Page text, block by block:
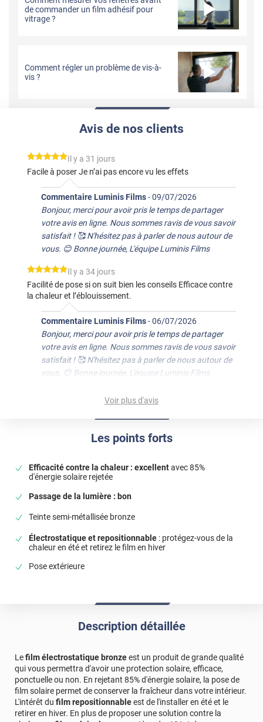
de commander un film adhésif pour
vitrage ?
Comment régler un problème de vis-à-
vis ?
Les points forts
Efficacité contre la chaleur : excellentavec 85%
d'énergie solaire rejetée
Passage de la lumière : bon
Teinte semi-métallisée bronze
Électrostatique et repositionnable : protégez-vous de la
chaleur en été et retirez le film en hiver
Pose extérieure
Avis de nos clients
*****
Il y a 31 jours
Facile à poser Je n’ai pas encore vu les effets
Commentaire Luminis Films-09/07/2026
Bonjour, merci pour avoir pris le temps de partager
votre avis en ligne. Nous sommes ravis de vous savoir
satisfait ! 🥰 N'hésitez pas à parler de nous autour de
vous. 😊 Bonne journée, L'équipe Luminis Films
*****
Il y a 34 jours
Facilité de pose si on suit bien les conseils Efficace contre
la chaleur et l’éblouissement.
Commentaire Luminis Films-06/07/2026
Bonjour, merci pour avoir pris le temps de partager
votre avis en ligne. Nous sommes ravis de vous savoir
satisfait ! 🥰 N'hésitez pas à parler de nous autour de
vous. 😊 Bonne journée, L'équipe Luminis Films
Il y a 95 jours
travail. La pose est assez simple grâce au côté
sobre et élégant sur la vitre.
*****
Il y a 266 jours
Après l’installation sur le vélux à l’extérieur et la
attention à utiliser des bons outils car le film est sensible
Commentaire Luminis Films-16/11/2025
Bonjour Elias, Nous vous remercions pour ce retour
concret. La baisse de température sur un Velux est un
L'équipe Luminis Films
*****
Il y a 268 jours
Commentaire Luminis Films- 14/11/2025
Bonjour Marion, Un grand merci pour votre message !
Savoir que vous ressentez une vraie différence après
la pose du film nous fait très plaisir. Bonne journée,
L'équipe Luminis Films
Voir plus d'avis
Description détaillée
Lefilm électrostatique bronzeest un produit de grande qualité
qui vous permettra d'avoir une protection solaire, efficace,
ponctuelle ou non. En rejetant 85% d'énergie solaire, la pose de
film solaire permet de conserver la fraîcheur dans votre intérieur.
L'intérêt du film repositionnableest de l'installer en été et le
retirer en hiver. En plus de proposer une solution contre la